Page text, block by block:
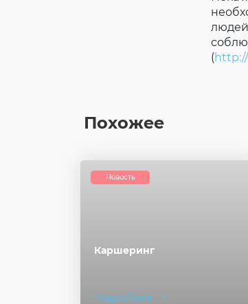
(
Похожее
Каршеринг
Подробнее
Новость